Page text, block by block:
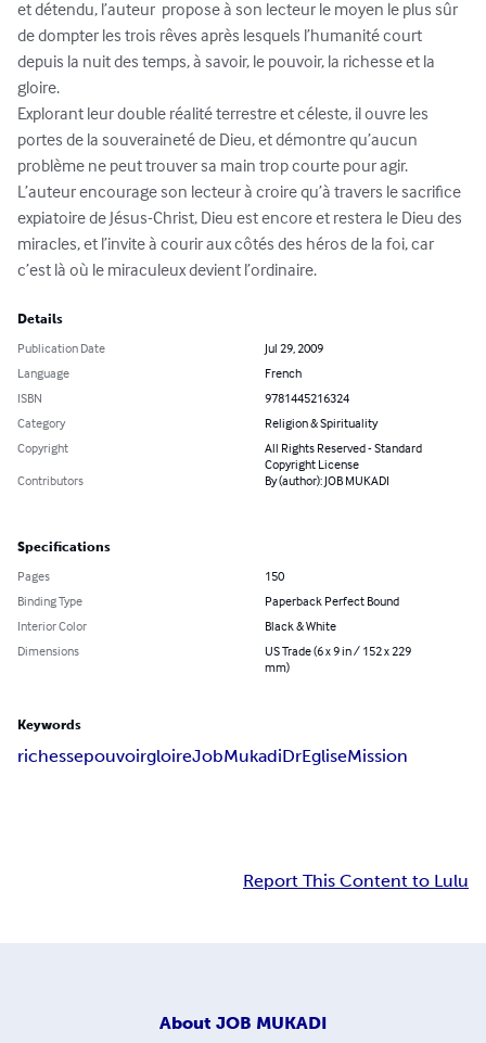
et détendu, l’auteur  propose à son lecteur le moyen le plus sûr
de dompter les trois rêves après lesquels l’humanité court
depuis la nuit des temps, à savoir, le pouvoir, la richesse et la
gloire.
Explorant leur double réalité terrestre et céleste, il ouvre les
portes de la souveraineté de Dieu, et démontre qu’aucun
problème ne peut trouver sa main trop courte pour agir.
L’auteur encourage son lecteur à croire qu’à travers le sacrifice
expiatoire de Jésus-Christ, Dieu est encore et restera le Dieu des
miracles, et l’invite à courir aux côtés des héros de la foi, car
c’est là où le miraculeux devient l’ordinaire.
Details
Publication Date
Jul 29, 2009
Language
French
ISBN
9781445216324
Category
Religion & Spirituality
Copyright
All Rights Reserved - Standard
Copyright License
Contributors
By (author): JOB MUKADI
Specifications
Pages
150
Binding Type
Paperback Perfect Bound
Interior Color
Black & White
Dimensions
US Trade (6 x 9 in / 152 x 229
mm)
Keywords
richessepouvoirgloireJobMukadiDrEgliseMission
Report This Content to Lulu
About JOB MUKADI